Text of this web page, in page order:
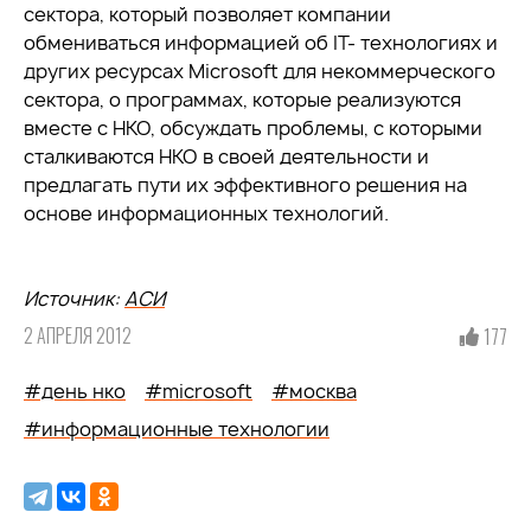
сектора, который позволяет компании
обмениваться информацией об IT- технологиях и
других ресурсах Microsoft для некоммерческого
сектора, о программах, которые реализуются
вместе с НКО, обсуждать проблемы, с которыми
сталкиваются НКО в своей деятельности и
предлагать пути их эффективного решения на
основе информационных технологий.
Источник:АСИ
2 АПРЕЛЯ 2012 177
#день нко #microsoft
#москва
#информационные технологии